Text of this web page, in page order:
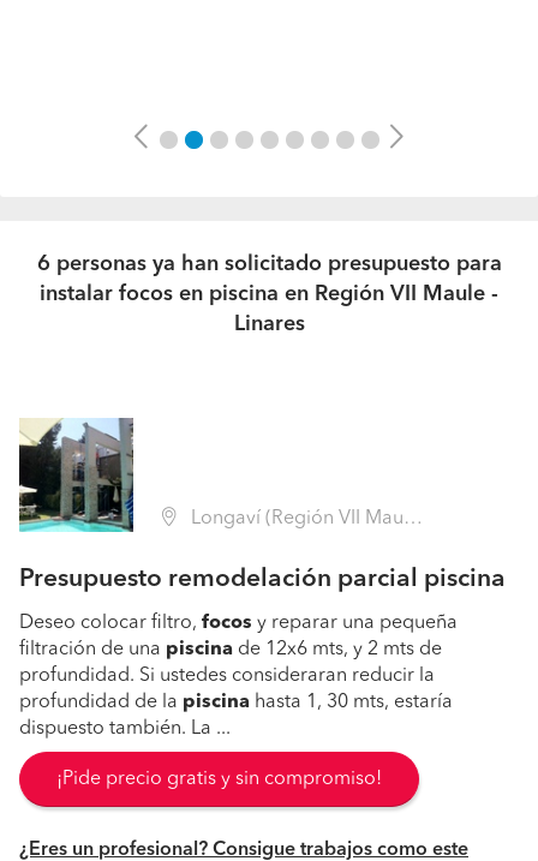
Previous Next
6 personas ya han solicitado presupuesto para
instalar focos en piscina en Región VII Maule -
Linares
Longaví (Región VII Maule - Linares)
Presupuesto remodelación parcial piscina
Deseo colocar filtro, focos y reparar una pequeña
filtración de una piscina de 12x6 mts, y 2 mts de
profundidad. Si ustedes consideraran reducir la
profundidad de la piscina hasta 1, 30 mts, estaría
dispuesto también. La ...
¡Pide precio gratis y sin compromiso!
¿Eres un profesional? Consigue trabajos como este